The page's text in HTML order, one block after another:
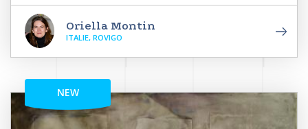
Oriella Montin
ITALIE, ROVIGO
NEW